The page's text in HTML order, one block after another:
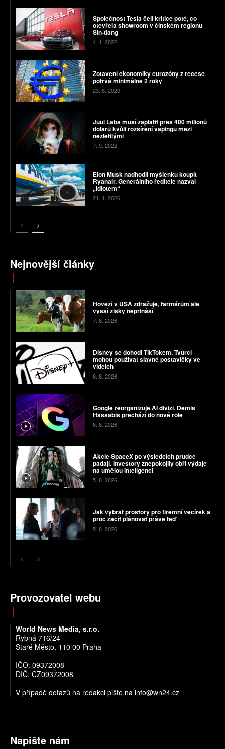
Společnost Tesla čelí kritice poté, co
otevřela showroom v čínském regionu
Sin-ťiang
4. 1. 2022
Zotavení ekonomiky eurozóny z recese
potrvá minimálně 2 roky
23. 8. 2020
Juul Labs musí zaplatit přes 400 milionů
dolarů kvůli rozšíření vapingu mezi
nezletilými
7. 9. 2022
Elon Musk nadhodil myšlenku koupit
Ryanair. Generálního ředitele nazval
„idiotem“
21. 1. 2026
Nejnovější články
Hovězí v USA zdražuje, farmářům ale
vyšší zisky nepřináší
7. 8. 2026
Disney se dohodl TikTokem. Tvůrci
mohou používat slavné postavičky ve
videích
6. 8. 2026
Google reorganizuje AI divizi. Demis
Hassabis přechází do nové role
6. 8. 2026
Akcie SpaceX po výsledcích prudce
padají. Investory znepokojily obří výdaje
na umělou inteligenci
5. 8. 2026
Jak vybrat prostory pro firemní večírek a
proč začít plánovat právě teď
5. 8. 2026
Provozovatel webu
World News Media, s.r.o.
Rybná 716/24
Staré Město, 110 00 Praha
IČO: 09372008
DIČ: CZ09372008
V případě dotazů na redakci pište na info@wn24.cz
Napište nám